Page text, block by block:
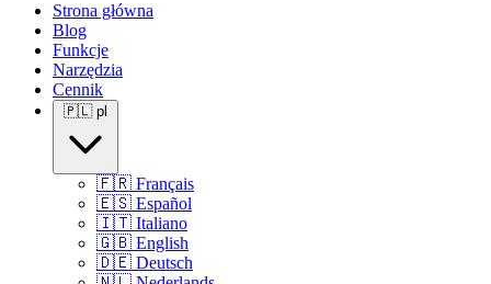
Strona główna
Blog
Funkcje
Narzędzia
Cennik
🇵🇱 pl
🇫🇷 Français
🇪🇸 Español
🇮🇹 Italiano
🇬🇧 English
🇩🇪 Deutsch